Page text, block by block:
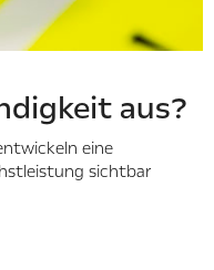
aus?
eine
sichtbar